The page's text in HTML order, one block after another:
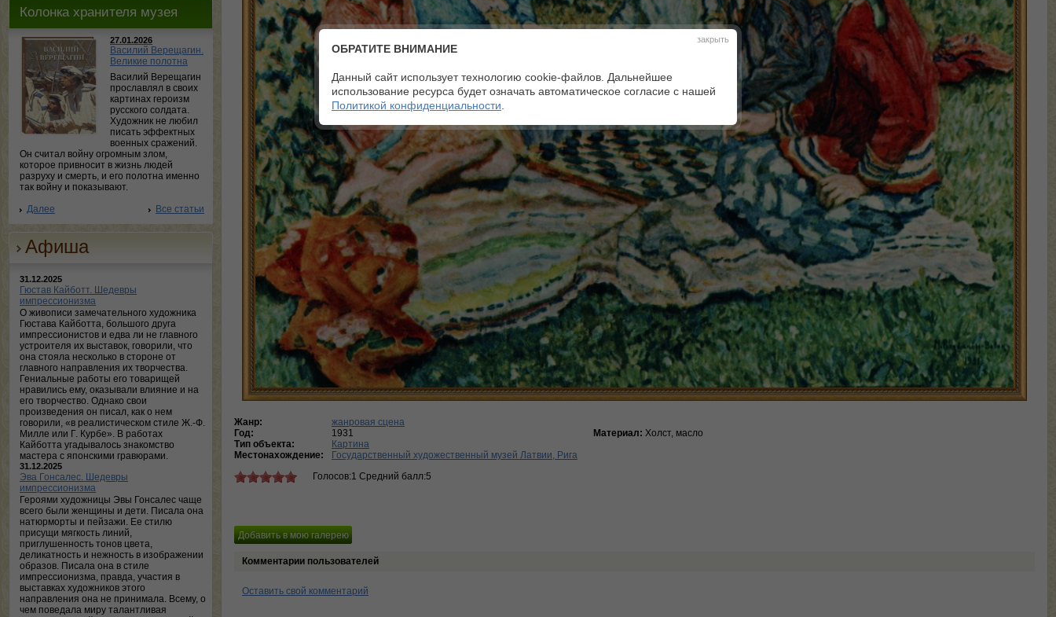
Колонка хранителя музея
27.01.2026
Василий Верещагин.
Великие полотна
Василий Верещагин
прославлял в своих
картинах героизм
русского солдата.
Художник не любил
писать эффектных
военных сражений.
Он считал войну огромным злом,
которое привносит в жизнь людей
разруху и смерть, и его полотна именно
так войну и показывают.
Далее
Все статьи
Афиша
31.12.2025
Гюстав Кайботт. Шедевры
импрессионизма
О живописи замечательного художника
Гюстава Кайботта, большого друга
импрессионистов и едва ли не главного
устроителя их выставок, говорили, что
она стояла несколько в стороне от
главного направления их творчества.
Гениальные работы его товарищей
нравились ему, оказывали влияние и на
его творчество. Однако свои
произведения он писал, как о нем
говорили, «в реалистическом стиле Ж.-Ф.
Милле или Г. Курбе». В работах
Кайботта угадывалось знакомство
мастера с японскими гравюрами.
31.12.2025
Эва Гонсалес. Шедевры
импрессионизма
Героями художницы Эвы Гонсалес чаще
всего были женщины и дети. Писала она
натюрморты и пейзажи. Ее стилю
присущи мягкость линий,
приглушенность тонов цвета,
деликатность и нежность в изображении
образов. Писала она в стиле
импрессионизма, правда, участия в
выставках художников этого
направления она не принимала. Всему, о
чем поведала миру талантливая
Жанр:
жанровая сцена
Год:
1931
Тип объекта:
Картина
Местонахождение:
Государственный художественный музей Латвии, Рига
Голосов:1 Средний балл:5
Материал: Холст, масло
Комментарии пользователей
Оставить свой комментарий
закрыть
ОБРАТИТЕ ВНИМАНИЕ
Данный сайт использует технологию cookie-файлов. Дальнейшее
использование ресурса будет означать автоматическое согласие с нашей
Политикой конфиденциальности